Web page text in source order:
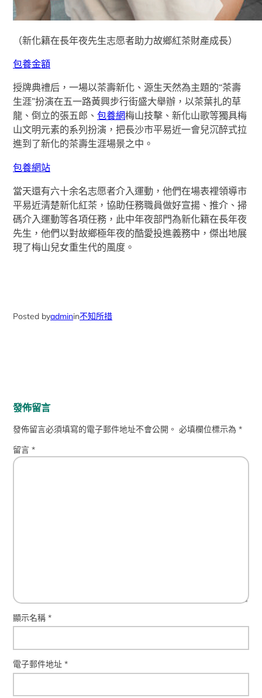
（新化籍在長年夜先生志愿者助力故鄉紅茶財產成長）
包養金額
授牌典禮后，一場以茶壽新化、源生天然為主題的“茶壽
生涯”扮演在五一路黃興步行街盛大舉辦，以茶葉扎的草
龍、倒立的張五郎、包養網梅山技擊、新化山歌等獨具梅
山文明元素的系列扮演，把長沙市平易近一會兒沉醉式拉
進到了新化的茶壽生涯場景之中。
包養網站
當天還有六十余名志愿者介入運動，他們在場表裡領導市
平易近清楚新化紅茶，協助任務職員做好宣揚、推介、掃
碼介入運動等各項任務，此中年夜部門為新化籍在長年夜
先生，他們以對故鄉極年夜的酷愛投進義務中，傑出地展
現了梅山兒女重生代的風度。
Posted byadminin不知所措
發佈留言
發佈留言必須填寫的電子郵件地址不會公開。 必填欄位標示為*
留言*
顯示名稱*
電子郵件地址*